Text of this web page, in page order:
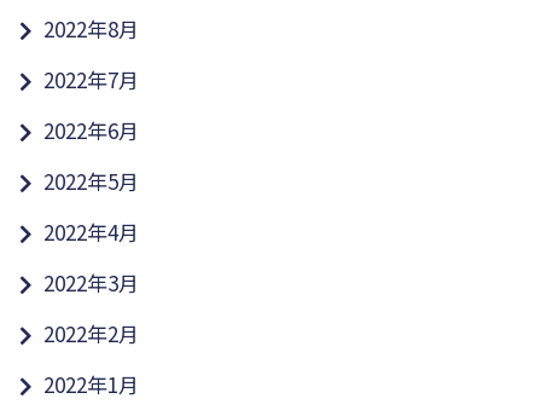
2022年8月
2022年7月
2022年6月
2022年5月
2022年4月
2022年3月
2022年2月
2022年1月